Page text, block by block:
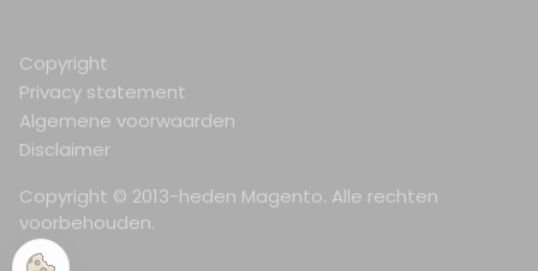
Copyright © 2013-heden Magento. Alle rechten
voorbehouden.
Copyright
Privacy statement
Algemene voorwaarden
Disclaimer